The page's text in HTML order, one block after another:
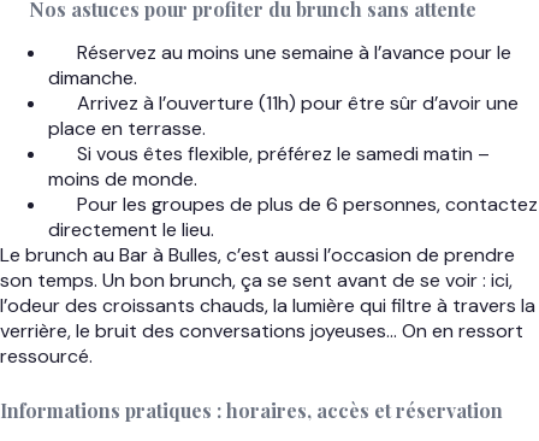
Nos astuces pour profiter du brunch sans attente
Réservez au moins une semaine à l’avance pour le
dimanche.
Arrivez à l’ouverture (11h) pour être sûr d’avoir une
place en terrasse.
Si vous êtes flexible, préférez le samedi matin –
moins de monde.
Pour les groupes de plus de 6 personnes, contactez
directement le lieu.
Le brunch au Bar à Bulles, c’est aussi l’occasion de prendre
son temps. Un bon brunch, ça se sent avant de se voir : ici,
l’odeur des croissants chauds, la lumière qui filtre à travers la
verrière, le bruit des conversations joyeuses… On en ressort
ressourcé.
Informations pratiques : horaires, accès et réservation